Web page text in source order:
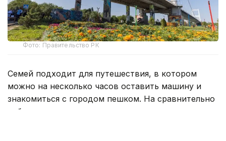
Фото: Правительство РК
Семей подходит для путешествия, в котором
можно на несколько часов оставить машину и
знакомиться с городом пешком. На сравнительно
небольшом участке здесь соседствуют